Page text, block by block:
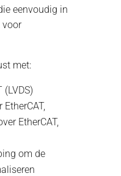
eenvoudig in
voor
met:
(LVDS)
EtherCAT,
om de